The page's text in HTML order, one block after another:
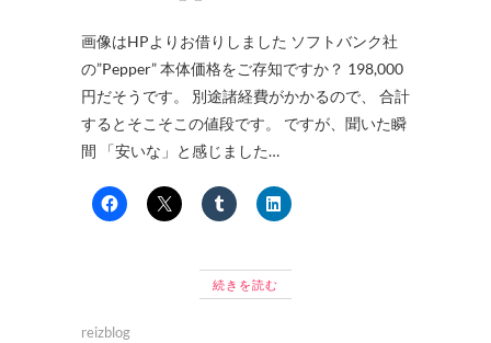
画像はHPよりお借りしました ソフトバンク社
の”Pepper” 本体価格をご存知ですか？ 198,000
円だそうです。 別途諸経費がかかるので、 合計
するとそこそこの値段です。 ですが、聞いた瞬
間 「安いな」と感じました…
続きを読む
reizblog